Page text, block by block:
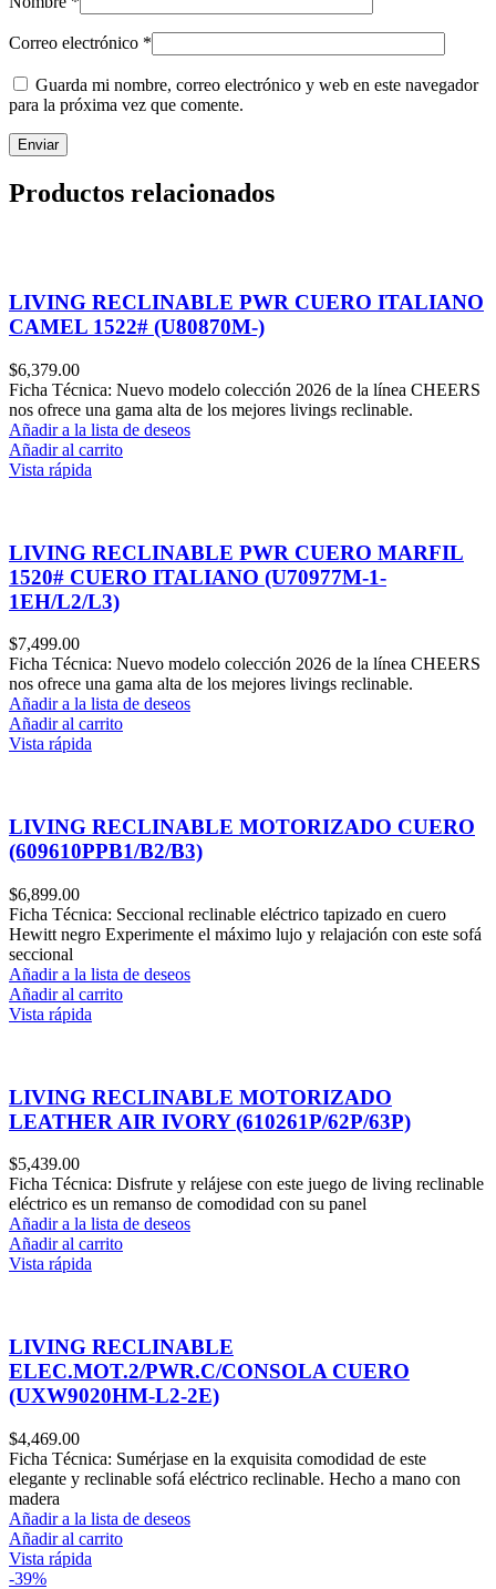
Correo electrónico *
Guarda mi nombre, correo electrónico y web en este navegador
para la próxima vez que comente.
Productos relacionados
LIVING RECLINABLE PWR CUERO ITALIANO
CAMEL 1522# (U80870M-)
$6,379.00
Ficha Técnica: Nuevo modelo colección 2026 de la línea CHEERS
nos ofrece una gama alta de los mejores livings reclinable.
Añadir a la lista de deseos
Añadir al carrito
Vista rápida
LIVING RECLINABLE PWR CUERO MARFIL
1520# CUERO ITALIANO (U70977M-1-
1EH/L2/L3)
$7,499.00
Ficha Técnica: Nuevo modelo colección 2026 de la línea CHEERS
nos ofrece una gama alta de los mejores livings reclinable.
Añadir a la lista de deseos
Añadir al carrito
Vista rápida
LIVING RECLINABLE MOTORIZADO CUERO
(609610PPB1/B2/B3)
$6,899.00
Ficha Técnica: Seccional reclinable eléctrico tapizado en cuero
Hewitt negro Experimente el máximo lujo y relajación con este sofá
seccional
Añadir a la lista de deseos
Añadir al carrito
Vista rápida
LIVING RECLINABLE MOTORIZADO
LEATHER AIR IVORY (610261P/62P/63P)
$5,439.00
Ficha Técnica: Disfrute y relájese con este juego de living reclinable
eléctrico es un remanso de comodidad con su panel
Añadir a la lista de deseos
Añadir al carrito
Vista rápida
LIVING RECLINABLE
ELEC.MOT.2/PWR.C/CONSOLA CUERO
(UXW9020HM-L2-2E)
$4,469.00
Ficha Técnica: Sumérjase en la exquisita comodidad de este
elegante y reclinable sofá eléctrico reclinable. Hecho a mano con
madera
Añadir a la lista de deseos
Añadir al carrito
Vista rápida
-39%